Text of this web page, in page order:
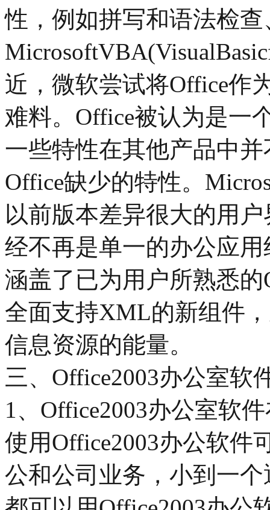
性，例如拼写和语法检
近，微软尝试将Office作
难料。Office被认为是一
一些特性在其他产品中
Office缺少的特性。
以前版本差异很大的用
经不再是单一的办公应
涵盖了已为用户所熟悉
全面支持XML的新组件
信息资源的能量。
三、Office2003办公室软
1、Office2003办公室软
使用Office2003办公软件
公和公司业务，小到一